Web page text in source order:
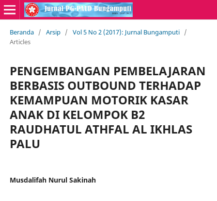
Beranda / Arsip / Vol 5 No 2 (2017): Jurnal Bungamputi /
Articles
PENGEMBANGAN PEMBELAJARAN
BERBASIS OUTBOUND TERHADAP
KEMAMPUAN MOTORIK KASAR
ANAK DI KELOMPOK B2
RAUDHATUL ATHFAL AL IKHLAS
PALU
Musdalifah Nurul Sakinah